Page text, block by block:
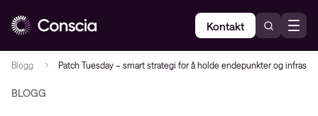
Kontakt
Blogg Patch Tuesday – smart strategi for å holde endepunkter og
BLOGG